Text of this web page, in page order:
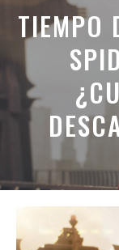
TIEMPO